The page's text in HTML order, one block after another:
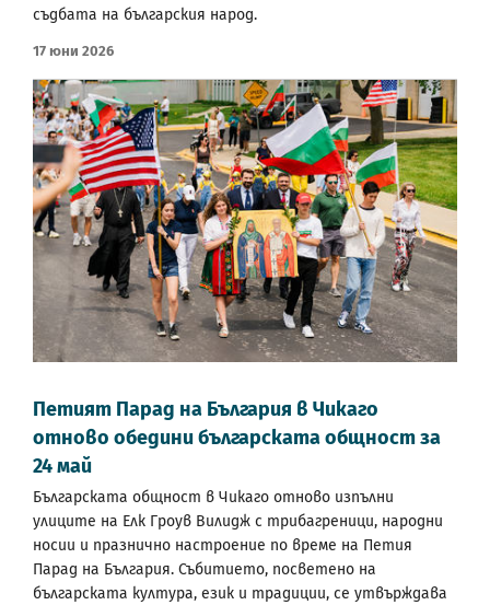
съдбата на българския народ.
17 Юни 2026
Петият Парад на България в Чикаго
отново обедини българската общност за
24 май
Българската общност в Чикаго отново изпълни
улиците на Елк Гроув Вилидж с трибагреници, народни
носии и празнично настроение по време на Петия
Парад на България. Събитието, посветено на
българската култура, език и традиции, се утвърждава